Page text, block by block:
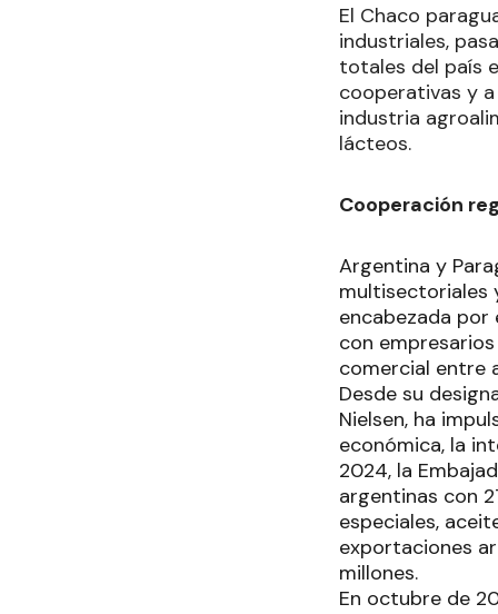
El Chaco
industriales,
totales del país
cooperativas y
industria
lácteos.
Cooperación
Argentina y
multisectoriales
encabezada
con
comercial entre
Desde su
Nielsen, ha
económica, la
2024, la
argentinas con
especiales,
exportaciones
millones.
En octubre de